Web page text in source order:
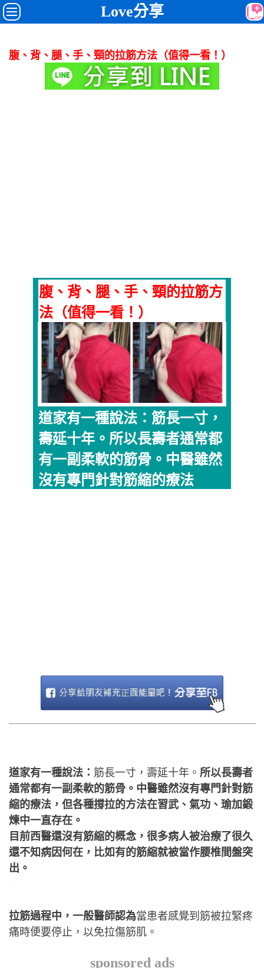
Love分享
腹、背、腿、手、頸的拉筋方法（值得一看！）
腹、背、腿、手、頸的拉筋方
法（值得一看！）
道家有一種說法：筋長一寸，
壽延十年。所以長壽者通常都
有一副柔軟的筋骨。中醫雖然
沒有專門針對筋縮的療法
道家有一種說法： 筋長一寸，壽延十年。 所以長壽者
通常都有一副柔軟的筋骨。中醫雖然沒有專門針對筋
縮的療法，但各種撐拉的方法在習武、氣功、瑜加鍛
煉中一直存在。
目前西醫還沒有筋縮的概念，很多病人被治療了很久
還不知病因何在，比如有的筋縮就被當作腰椎間盤突
出。
拉筋過程中，一般醫師認為當患者感覺到筋被拉緊疼
痛時便要停止，以免拉傷筋肌。
sponsored ads